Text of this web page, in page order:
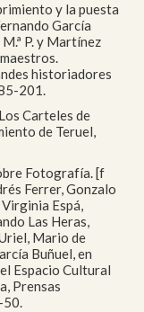
y la puesta
García
P. y Martínez
historiadores
201.
Carteles de
de Teruel,
Fotografía. [f
Ferrer, Gonzalo
Espá,
Las Heras,
Mario de
Buñuel, en
Espacio Cultural
Prensas
50.